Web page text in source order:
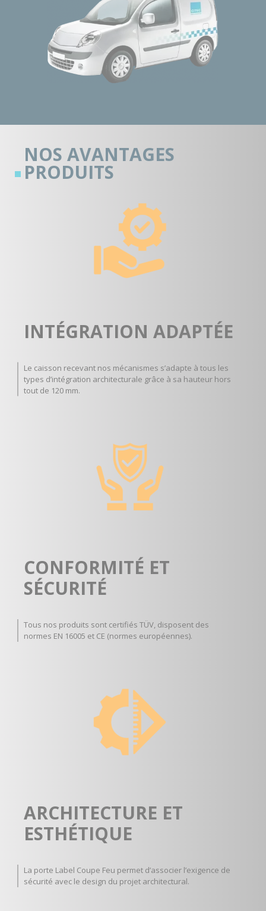
NOS AVANTAGES
PRODUITS
INTÉGRATION ADAPTÉE
Le caisson recevant nos mécanismes s’adapte à tous les
types d’intégration architecturale grâce à sa hauteur hors
tout de 120 mm.
CONFORMITÉ ET
SÉCURITÉ
Tous nos produits sont certifiés TÜV, disposent des
normes EN 16005 et CE (normes européennes).
ARCHITECTURE ET
ESTHÉTIQUE
La porte Label Coupe Feu permet d’associer l’exigence de
sécurité avec le design du projet architectural.